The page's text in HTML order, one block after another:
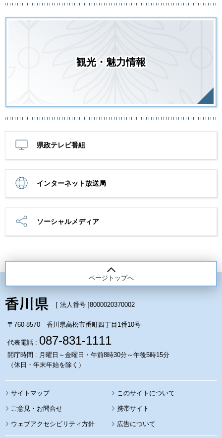
観光・魅力情報
県政テレビ番組
インターネット放送局
ソーシャルメディア
ページトップへ
[ 法人番号 ]8000020370002
〒760-8570 香川県高松市番町四丁目1番10号
代表電話 : 087-831-1111
開庁時間 : 月曜日～金曜日・午前8時30分～午後5時15分
（休日・年末年始を除く）
サイトマップ このサイトについて
携帯サイト
ウェブアクセシビリティ方針 広告について